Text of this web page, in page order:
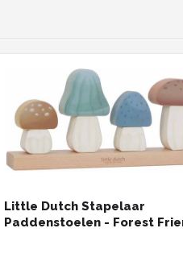
Little Dutch Stapelaar
Paddenstoelen - Forest